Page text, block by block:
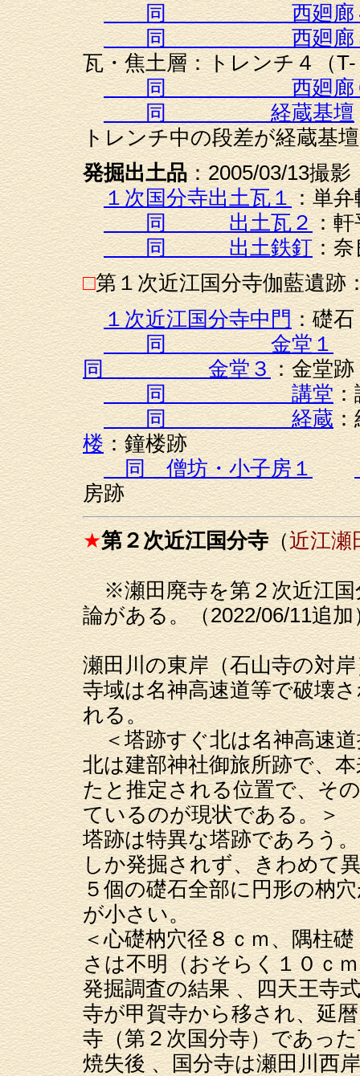
同 西廻廊
同 西廻廊
瓦・焦土層：トレンチ４（
同 西廻廊
同 経蔵基壇
トレンチ中の段差が経蔵基壇
発掘出土品：2005/03/13撮影
１次国分寺出土瓦１：単弁
同 出土瓦２：軒
同 出土鉄釘：
□第１次近江国分寺伽藍遺跡
１次近江国分寺中門：礎石
同 金堂１
同 金堂３：金堂
同 講堂：
同 経蔵
楼：鐘楼跡
同 僧坊・小子房１
房跡
★第２次近江国分寺（近江瀬
※瀬田廃寺を第２次近江国
論がある。（2022/06/11追加
瀬田川の東岸（石山寺の対
寺域は名神高速道等で破壊
れる。
＜塔跡すぐ北は名神高速道
北は建部神社御旅所跡で、
たと推定される位置で、そ
ているのが現状である。＞
塔跡は特異な塔跡であろう
しか発掘されず、きわめて
５個の礎石全部に円形の枘
が小さい。
＜心礎枘穴径８ｃｍ、隅柱
さは不明（おそらく１０ｃ
発掘調査の結果 、四天王寺
寺が甲賀寺から移され、延
寺（第２次国分寺）であっ
焼失後 、国分寺は瀬田川西